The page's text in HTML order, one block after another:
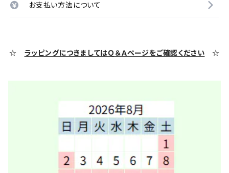
お支払い方法について
☆ ラッピングにつきましてはＱ＆Ａページをご確認ください ☆